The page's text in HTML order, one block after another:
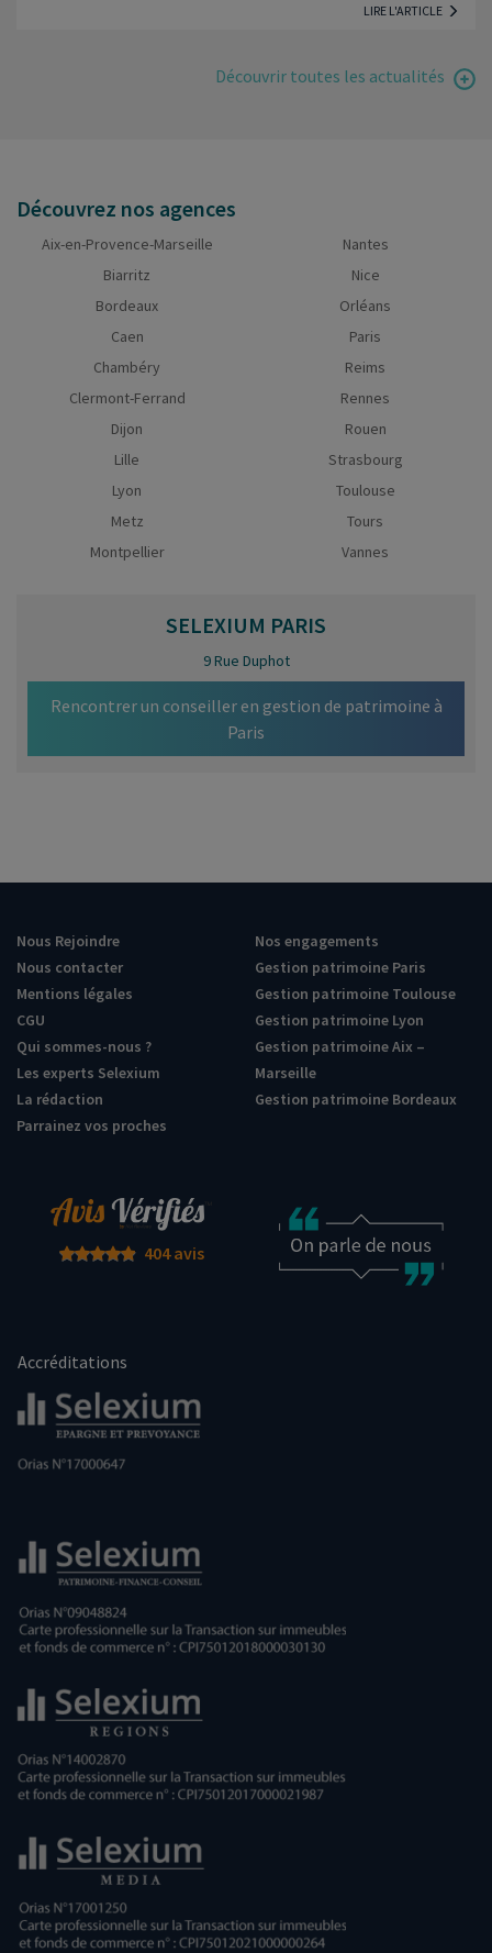
LIRE L'ARTICLE
Découvrir toutes les actualités
Découvrez nos agences
Aix-en-Provence-Marseille
Biarritz
Bordeaux
Caen
Chambéry
Clermont-Ferrand
Dijon
Lille
Lyon
Metz
Montpellier
Nantes
Nice
Orléans
Paris
Reims
Rennes
Rouen
Strasbourg
Toulouse
Tours
Vannes
SELEXIUM PARIS
9 Rue Duphot
Rencontrer un conseiller en gestion de patrimoine à
Paris
Nous Rejoindre
Nous contacter
Mentions légales
CGU
Qui sommes-nous ?
Les experts Selexium
La rédaction
Parrainez vos proches
Nos engagements
Gestion patrimoine Paris
Gestion patrimoine Toulouse
Gestion patrimoine Lyon
Gestion patrimoine Aix –
Marseille
Gestion patrimoine Bordeaux
404 avis
Accréditations